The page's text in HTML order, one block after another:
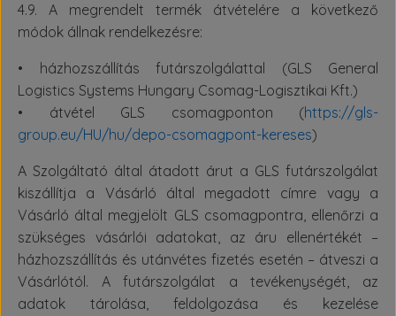
4.9. A megrendelt termék átvételére a következő
módok állnak rendelkezésre:
• házhozszállítás futárszolgálattal (GLS General
Logistics Systems Hungary Csomag-Logisztikai Kft.)
• átvétel GLS csomagponton (https://gls-
group.eu/HU/hu/depo-csomagpont-kereses)
A Szolgáltató által átadott árut a GLS futárszolgálat
kiszállítja a Vásárló által megadott címre vagy a
Vásárló által megjelölt GLS csomagpontra, ellenőrzi a
szükséges vásárlói adatokat, az áru ellenértékét –
házhozszállítás és utánvétes fizetés esetén – átveszi a
Vásárlótól. A futárszolgálat a tevékenységét, az
adatok tárolása, feldolgozása és kezelése